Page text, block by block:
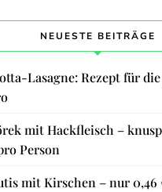
NEUESTE BEITRÄGE
Lasagne: Rezept für
mit Hackfleisch –
Person
mit Kirschen – nur 0,46